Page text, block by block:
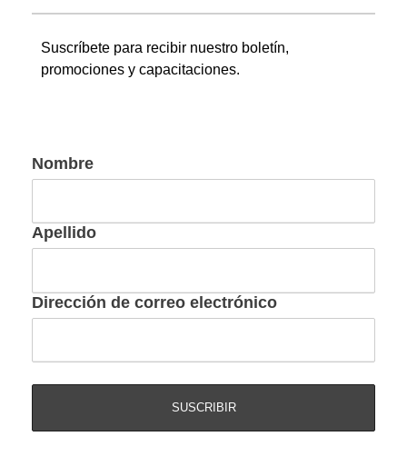
Suscríbete para recibir nuestro boletín,
promociones y capacitaciones.
Nombre
Apellido
Dirección de correo electrónico